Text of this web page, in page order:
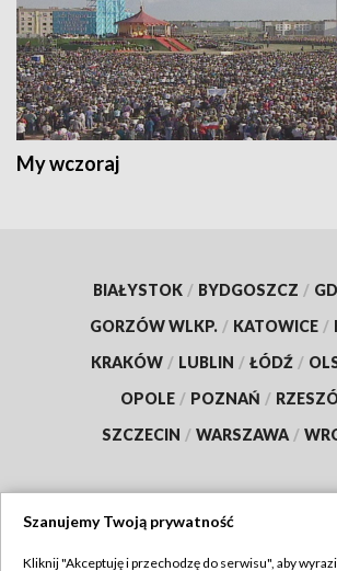
My wczoraj
BIAŁYSTOK / BYDGOSZCZ /
GORZÓW WLKP. / KATOWICE /
KRAKÓW / LUBLIN / ŁÓDŹ /
OPOLE / POZNAŃ /
SZCZECIN / WARSZAWA /
Szanujemy Twoją prywatność
Kliknij "Akceptuję i przechodzę do serwisu", aby